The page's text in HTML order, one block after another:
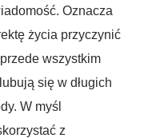
Oznacza
życia przyczynić
wszystkim
się w długich
W myśl
z